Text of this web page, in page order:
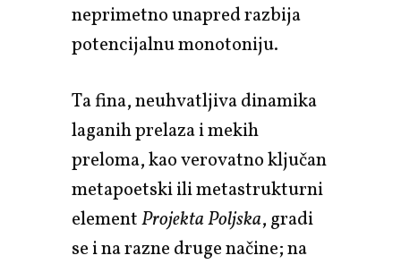
neprimetno unapred razbija
potencijalnu monotoniju.
Ta fina, neuhvatljiva dinamika
laganih prelaza i mekih
preloma, kao verovatno ključan
metapoetski ili metastrukturni
elementProjekta Poljska, gradi
se i na razne druge načine; na